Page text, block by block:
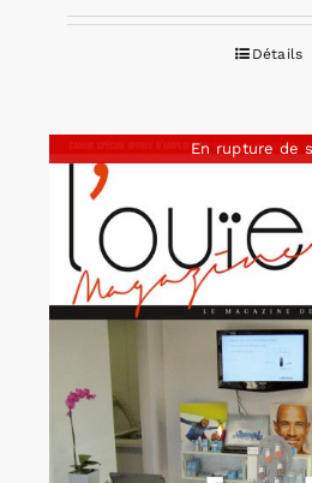
Détails
En rupture de